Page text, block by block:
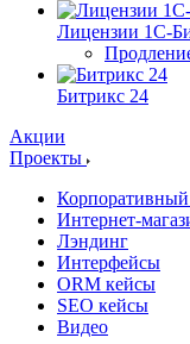
Лицензии 1С-
Битрикс 24
Акции
Проекты
Корпоративный
Интернет-
Лэндинг
Интерфейсы
ORM кейсы
SEO кейсы
Видео